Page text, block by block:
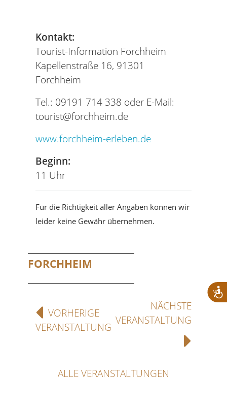
Kontakt:
Tourist-Information Forchheim
Kapellenstraße 16, 91301
Forchheim
Tel.: 09191 714 338 oder E-Mail:
tourist@forchheim.de
www.forchheim-erleben.de
Beginn:
11 Uhr
Für die Richtigkeit aller Angaben können wir
leider keine Gewähr übernehmen.
FORCHHEIM
VORHERIGE
VERANSTALTUNG
NÄCHSTE
VERANSTALTUNG
ALLE VERANSTALTUNGEN